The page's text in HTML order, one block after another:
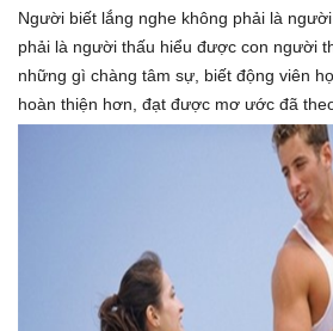
Người biết lắng nghe không phải là
phải là người thấu hiểu được con người
những gì chàng tâm sự, biết động viên
hoàn thiện hơn, đạt được mơ ước đã